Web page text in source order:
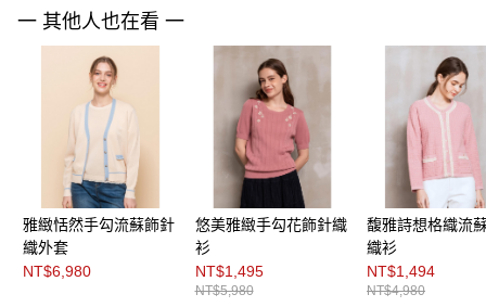
一 其他人也在看 一
雅緻恬然手勾流蘇飾針
織外套
NT$6,980
悠美雅緻手勾花飾針織
衫
NT$1,495
NT$5,980
馥雅詩想格織流
織衫
NT$1,494
NT$4,980